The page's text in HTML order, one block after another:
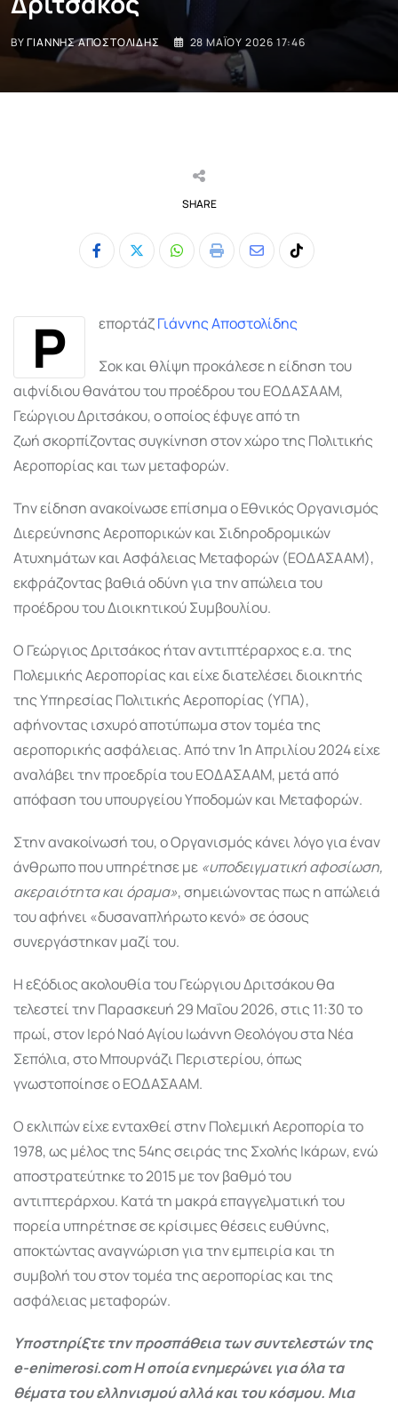
BYΓΙΆΝΝΗΣ ΑΠΟΣΤΟΛΊΔΗΣ 28 ΜΑΪ́ΟΥ 2026 17:46
SHARE
Whatsapp
Print
ShareTiktok
Ρ επορτάζΓιάννης Αποστολίδης
Σοκ και θλίψη προκάλεσε η είδηση του
αιφνίδιου θανάτου του προέδρου του ΕΟΔΑΣΑΑΜ,
Γεώργιου Δριτσάκου, ο οποίος έφυγε από τη
ζωή σκορπίζοντας συγκίνηση στον χώρο της Πολιτικής
Αεροπορίας και των μεταφορών.
Την είδηση ανακοίνωσε επίσημα ο Εθνικός Οργανισμός
Διερεύνησης Αεροπορικών και Σιδηροδρομικών
Ατυχημάτων και Ασφάλειας Μεταφορών (ΕΟΔΑΣΑΑΜ),
εκφράζοντας βαθιά οδύνη για την απώλεια του
προέδρου του Διοικητικού Συμβουλίου.
Ο Γεώργιος Δριτσάκος ήταν αντιπτέραρχος ε.α. της
Πολεμικής Αεροπορίας και είχε διατελέσει διοικητής
της Υπηρεσίας Πολιτικής Αεροπορίας (ΥΠΑ),
αφήνοντας ισχυρό αποτύπωμα στον τομέα της
αεροπορικής ασφάλειας. Από την 1η Απριλίου 2024 είχε
αναλάβει την προεδρία του ΕΟΔΑΣΑΑΜ, μετά από
απόφαση του υπουργείου Υποδομών και Μεταφορών.
Στην ανακοίνωσή του, ο Οργανισμός κάνει λόγο για έναν
άνθρωπο που υπηρέτησε με «υποδειγματική αφοσίωση,
ακεραιότητα και όραμα», σημειώνοντας πως η απώλειά
του αφήνει «δυσαναπλήρωτο κενό» σε όσους
συνεργάστηκαν μαζί του.
Η εξόδιος ακολουθία του Γεώργιου Δριτσάκου θα
τελεστεί την Παρασκευή 29 Μαΐου 2026, στις 11:30 το
πρωί, στον Ιερό Ναό Αγίου Ιωάννη Θεολόγου στα Νέα
Σεπόλια, στο Μπουρνάζι Περιστερίου, όπως
γνωστοποίησε ο ΕΟΔΑΣΑΑΜ.
Ο εκλιπών είχε ενταχθεί στην Πολεμική Αεροπορία το
1978, ως μέλος της 54ης σειράς της Σχολής Ικάρων, ενώ
αποστρατεύτηκε το 2015 με τον βαθμό του
αντιπτεράρχου. Κατά τη μακρά επαγγελματική του
πορεία υπηρέτησε σε κρίσιμες θέσεις ευθύνης,
αποκτώντας αναγνώριση για την εμπειρία και τη
συμβολή του στον τομέα της αεροπορίας και της
ασφάλειας μεταφορών.
Υποστηρίξτε την προσπάθεια των συντελεστών της
e-enimerosi.com Η οποία ενημερώνει για όλα τα
θέματα του ελληνισμού αλλά και του κόσμου. Μια